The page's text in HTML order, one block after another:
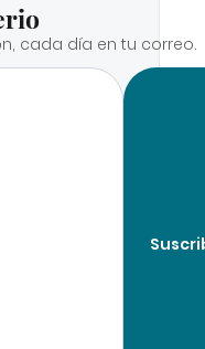
cada día en tu correo.